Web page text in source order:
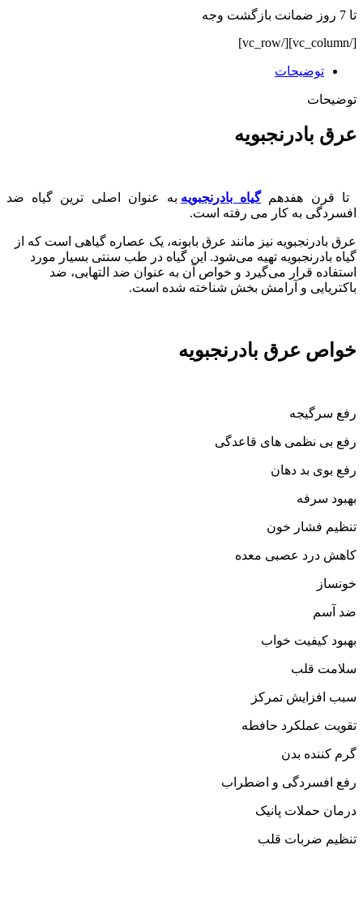
تا 7 روز ضمانت بازگشت وجه
[/vc_column][/vc_row]
توضیحات
توضیحات
عرق بادرنجبویه
تا قرن هفدهمگیاه بادرنجبویه به عنوان اصلی ترین گیاه ضد
افسردگی به کار می رفته است.
عرق بادرنجبویه نیز مانند عرق بابونه، یک عصاره گیاهی است که از
گیاه بادرنجبویه تهیه می‌شود. این گیاه در طب سنتی بسیار مورد
استفاده قرار می‌گیرد و خواص آن به عنوان ضد التهابی، ضد
باکتریایی و آرامش بخش شناخته شده است.
خواص عرق بادرنجبویه
رفع سرگیجه
رفع بی نظمی های قاعدگی
رفع بوی بد دهان
بهبود سرفه
تنظیم فشار خون
کاهش درد عصبی معده
خونساز
ضد آسم
بهبود کیفیت خواب
سلامت قلب
سبب افزایش تمرکز
تقویت عملکرد حافطه
گرم کننده بدن
رفع افسردگی و اضطراب
درمان حملات پانیک
تنظیم ضربات قلب